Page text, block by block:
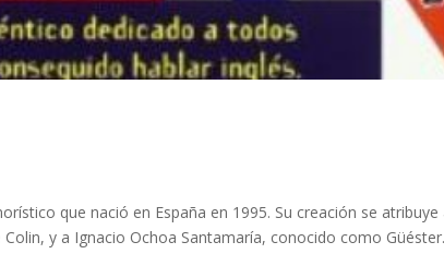
que nació en España en 1995. Su creación se atribuye
y a Ignacio Ochoa Santamaría, conocido como